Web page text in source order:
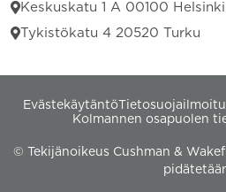
Keskuskatu 1 A 00100 Helsinki
Tykistökatu 4 20520 Turku
Evästekäytäntö
Kolmannen osapuolen
© Tekijänoikeus Cushman &